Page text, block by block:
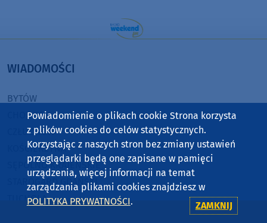
WIADOMOŚCI
BYTÓW
CHOJNICE
CZŁUCHÓW
KOŚCIERZYNA
SĘPÓLNO KRAJEŃSKIE
STAROGARD GDAŃSKI
TUCHOLA
Powiadomienie o plikach cookie Strona korzysta
z plików cookies do celów statystycznych.
Korzystając z naszych stron bez zmiany ustawień
przeglądarki będą one zapisane w pamięci
urządzenia, więcej informacji na temat
zarządzania plikami cookies znajdziesz w
POLITYKA PRYWATNOŚCI. ZAMKNIJ